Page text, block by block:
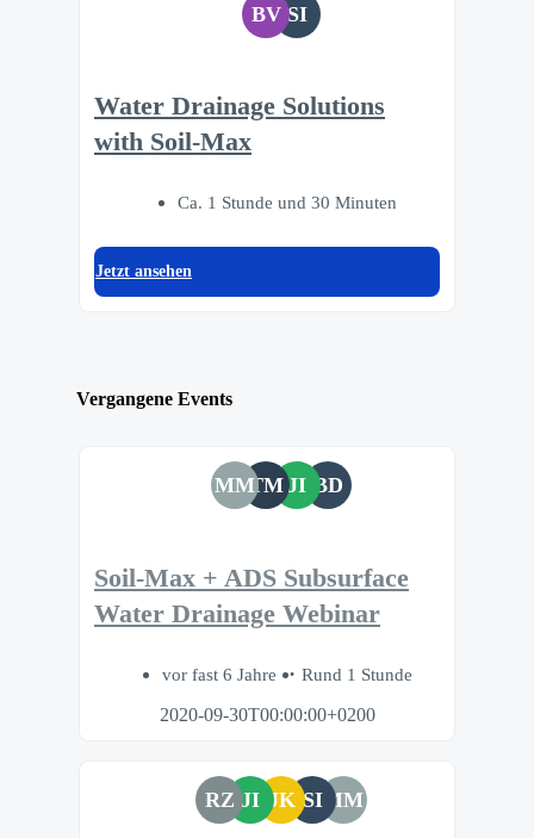
BV SI
Water Drainage Solutions
with Soil-Max
Ca. 1 Stunde und 30 Minuten
Jetzt ansehen
Vergangene Events
MMTM JI BD
Soil-Max + ADS Subsurface
Water Drainage Webinar
vor fast 6 Jahre
Rund 1 Stunde
2020-09-30T00:00:00+0200
RZ JI JK SI MM